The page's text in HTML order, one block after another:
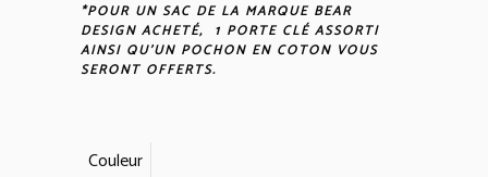
*POUR UN SAC DE LA MARQUE BEAR
DESIGN ACHETÉ, 1 PORTE CLÉ ASSORTI
AINSI QU’UN POCHON EN COTON VOUS
SERONT OFFERTS.
Couleur